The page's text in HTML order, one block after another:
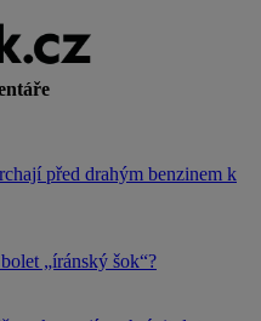
před drahým benzinem k
„íránský šok“?